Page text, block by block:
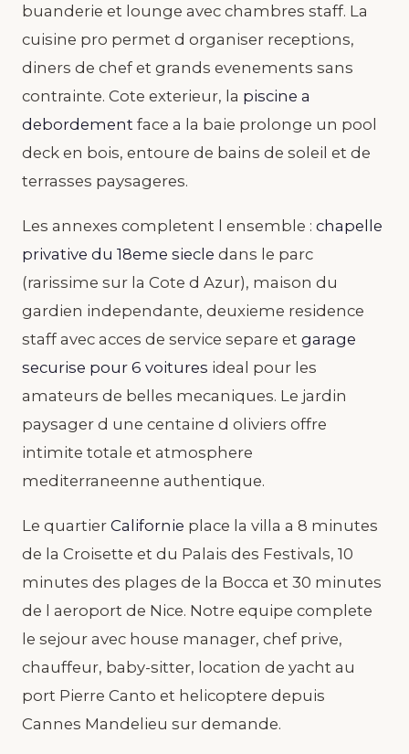
buanderie et lounge avec chambres staff. La
cuisine pro permet d organiser receptions,
diners de chef et grands evenements sans
contrainte. Cote exterieur, la piscine a
debordement face a la baie prolonge un pool
deck en bois, entoure de bains de soleil et de
terrasses paysageres.
Les annexes completent l ensemble : chapelle
privative du 18eme siecle dans le parc
(rarissime sur la Cote d Azur), maison du
gardien independante, deuxieme residence
staff avec acces de service separe et garage
securise pour 6 voitures ideal pour les
amateurs de belles mecaniques. Le jardin
paysager d une centaine d oliviers offre
intimite totale et atmosphere
mediterraneenne authentique.
Le quartier Californie place la villa a 8 minutes
de la Croisette et du Palais des Festivals, 10
minutes des plages de la Bocca et 30 minutes
de l aeroport de Nice. Notre equipe complete
le sejour avec house manager, chef prive,
chauffeur, baby-sitter, location de yacht au
port Pierre Canto et helicoptere depuis
Cannes Mandelieu sur demande.